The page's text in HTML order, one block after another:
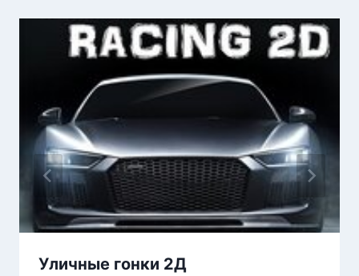
Уличные гонки 2Д